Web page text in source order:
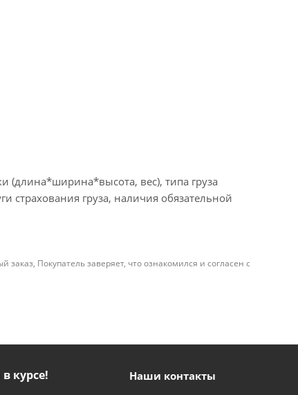
(длина*ширина*высота, вес), типа груза
страхования груза, наличия обязательной
Покупатель заверяет, что ознакомился и согласен с
курсе! Наши контакты